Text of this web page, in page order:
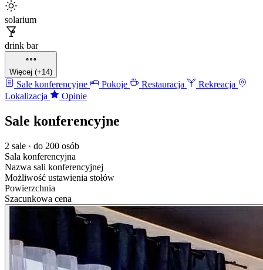
solarium
drink bar
Więcej (+14)
Sale konferencyjne Pokoje Restauracja
Rekreacja
Lokalizacja
Opinie
Sale konferencyjne
2 sale · do 200 osób
Sala konferencyjna
Nazwa sali konferencyjnej
Możliwość ustawienia stołów
Powierzchnia
Szacunkowa cena